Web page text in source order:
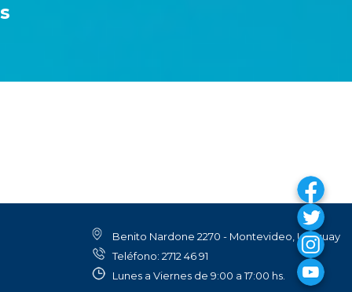
Benito Nardone 2270 - Montevideo, Uruguay
Teléfono: 2712 46 91
Lunes a Viernes de 9:00 a 17:00 hs.